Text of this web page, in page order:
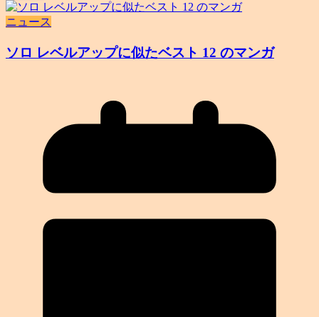
ニュース
ソロ レベルアップに似たベスト 12 のマンガ